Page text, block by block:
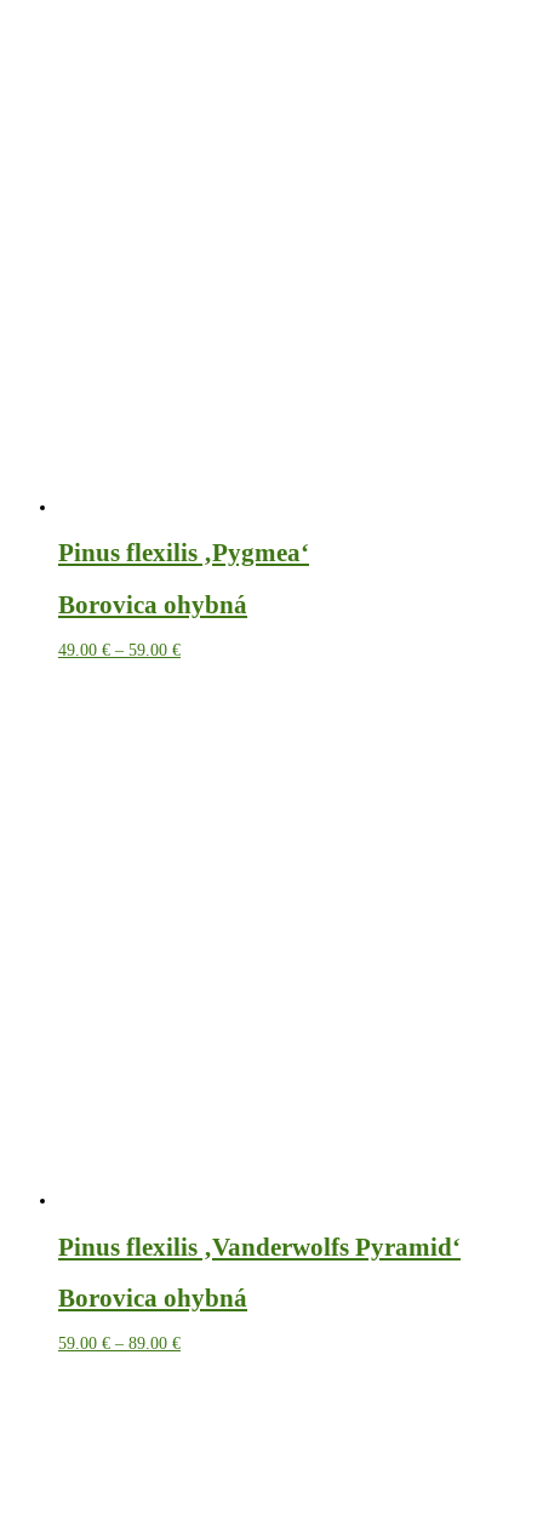
Pinus flexilis ‚Pygmea‘
Borovica ohybná
49.00 € – 59.00 €Price
Pinus flexilis ‚Vanderwolfs Pyramid‘
Borovica ohybná
59.00 € – 89.00 €Price